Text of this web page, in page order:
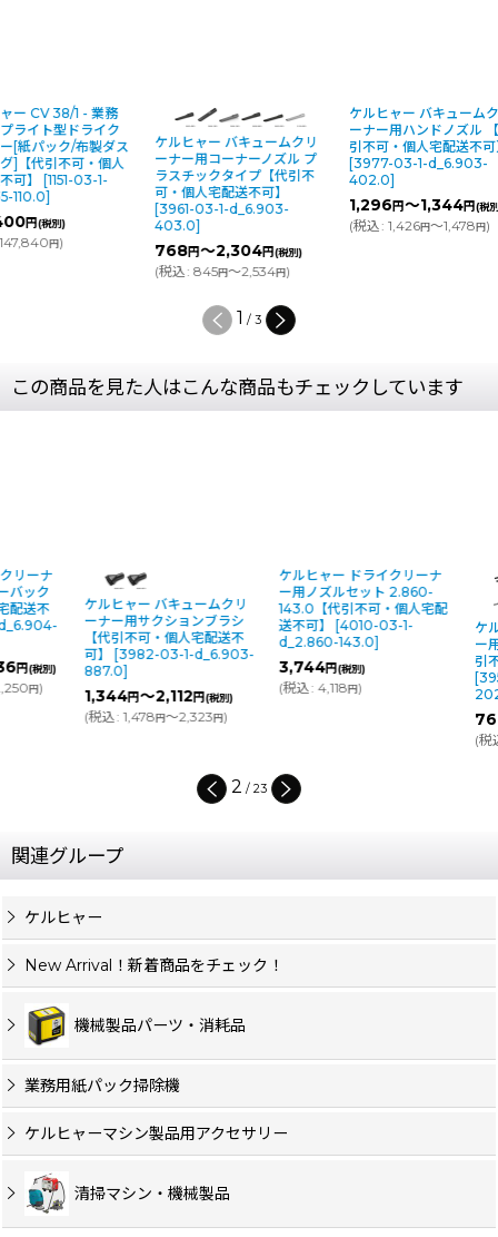
ケルヒャー CV 38/1 - 業務
用アップライト型ドライク
リーナー[紙パック/布製ダス
トバッグ]【代引不可・個人
宅配送不可】 [1151-03-1-
d_1.435-110.0
134,400
(税込: 147,840
ケルヒャー バキュームクリ
ーナー用コーナーノズル プ
ラスチックタイプ【代引不
可・個人宅配送不可】
[3961-03-1-d_6.903-
768円～2,304
(税込: 845円～2,534
ケルヒャー バ
ーナー用ハン
引不可・個人
[3977-03-1-
1,296円～
(税込: 1,426円
1 / 3
この商品を見た人はこんな商品もチェックしています
ケルヒャー バキュームクリ
ーナー用サクションブラシ
【代引不可・個人宅配送不
3982-03-1-d_6.903-
887.0
1,344 ～2,112円(税別)
1,478円～2,323円)
ケルヒャー ドライクリーナ
ー用ノズルセット 2.860-
143.0【代引不可・個人宅配
送不可】
4010-03-1-
d_2.860-143.0]
(税別)
4,118円)
ケルヒャー ド
ー用サクショ
引不可・個人
3954-03-1-
～
円～
2 / 23
関連グループ
ケルヒャー
New Arrival！新着商品をチェック！
機械製品パーツ・消耗品
業務用紙パック掃除機
ケルヒャーマシン製品用アクセサリー
清掃マシン・機械製品